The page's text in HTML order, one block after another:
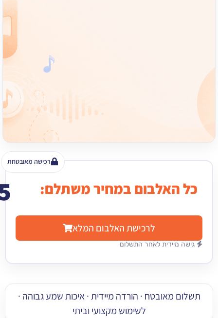
רכישה מאובטחת
האלבום במחיר משתלם: ₪ 15
לרכישת האלבום המלא
מיידית לאחר התשלום
מאובטח · הורדה מיידית · איכות שמע גבוהה ·
לשימוש מקצועי וביתי